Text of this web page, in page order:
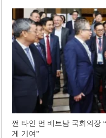
쩐 타인 먼 베트남 국회의장
게 기여”